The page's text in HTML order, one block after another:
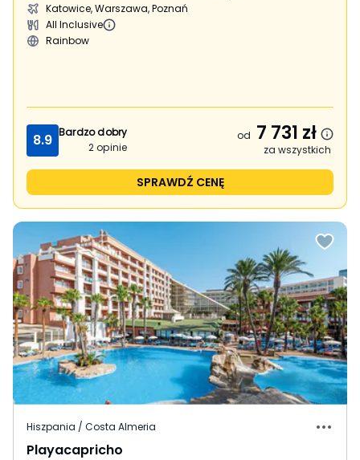
Katowice, Warszawa, Poznań
All Inclusive
Rainbow
8.9 Bardzo dobry
2opinie
od 7 731 zł
za wszystkich
SPRAWDŹ CENĘ
Hiszpania / Costa Almeria
Playacapricho